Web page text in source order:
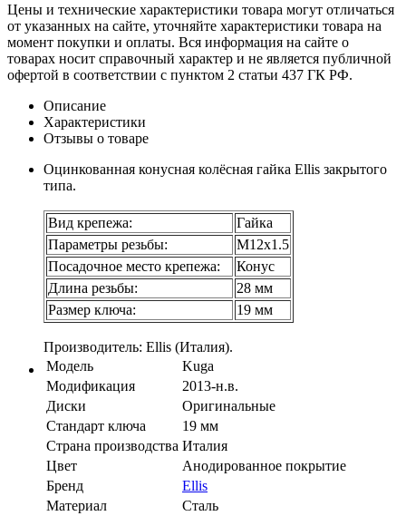
Цены и технические характеристики товара могут отличаться
от указанных на сайте, уточняйте характеристики товара на
момент покупки и оплаты. Вся информация на сайте о
товарах носит справочный характер и не является публичной
офертой в соответствии с пунктом 2 статьи 437 ГК РФ.
Описание
Характеристики
Отзывы о товаре
Оцинкованная конусная колёсная гайка Ellis закрытого
типа.
Вид крепежа:
Гайка
Параметры резьбы:
М12х1.5
Посадочное место крепежа:
Конус
Длина резьбы:
28 мм
Размер ключа:
19 мм
Производитель: Ellis (Италия).
Модель
Kuga
Модификация
2013-н.в.
Диски
Оригинальные
Стандарт ключа
19 мм
Страна производства Италия
Цвет
Анодированное покрытие
Бренд
Ellis
Материал
Сталь